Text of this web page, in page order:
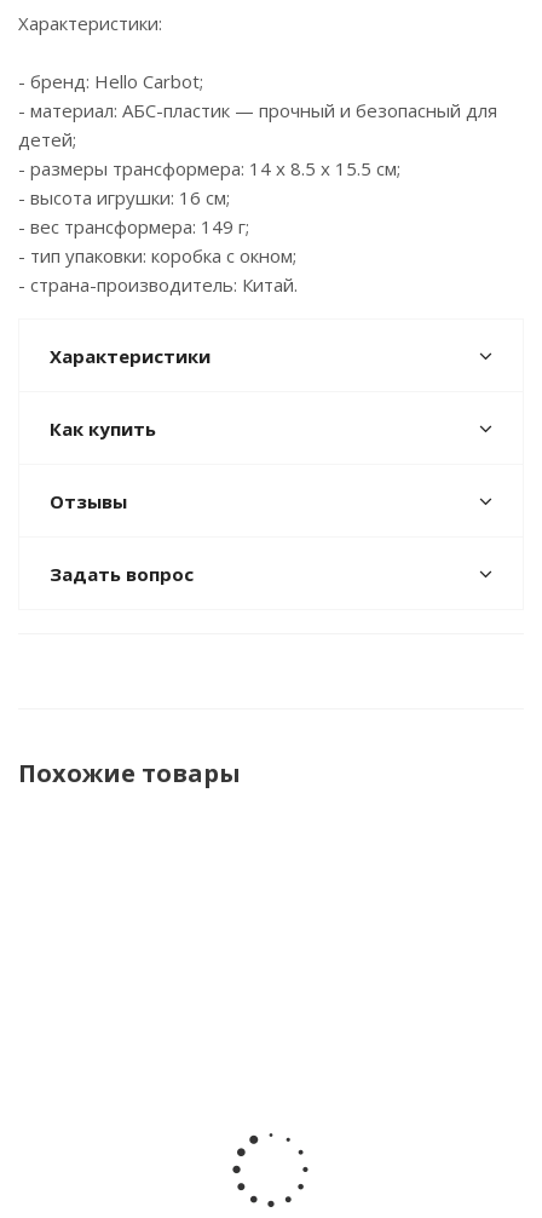
Характеристики:
- бренд: Hello Carbot;
- материал: АБС-пластик — прочный и безопасный для
детей;
- размеры трансформера: 14 x 8.5 x 15.5 см;
- высота игрушки: 16 см;
- вес трансформера: 149 г;
- тип упаковки: коробка с окном;
- страна-производитель: Китай.
Характеристики
Как купить
Отзывы
Задать вопрос
Похожие товары
трансформер
Веспера с
фигуркой
трансформер